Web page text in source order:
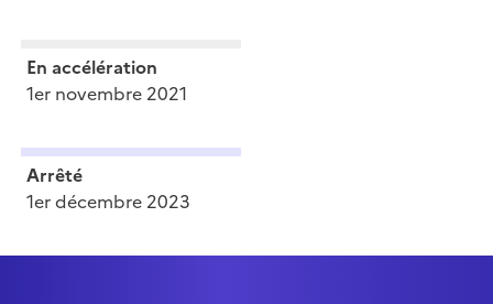
En accélération
1er novembre 2021
Arrêté
1er décembre 2023